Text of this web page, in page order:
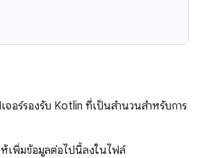
จอร์รองรับ Kotlin ที่เป็นสำนวนสำหรับการ
ห้เพิ่มข้อมูลต่อไปนี้ลงในไฟล์